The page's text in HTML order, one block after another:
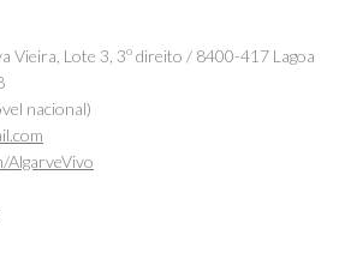
Vieira, Lote 3, 3º direito / 8400-417 Lagoa
nacional)
AlgarveVivo